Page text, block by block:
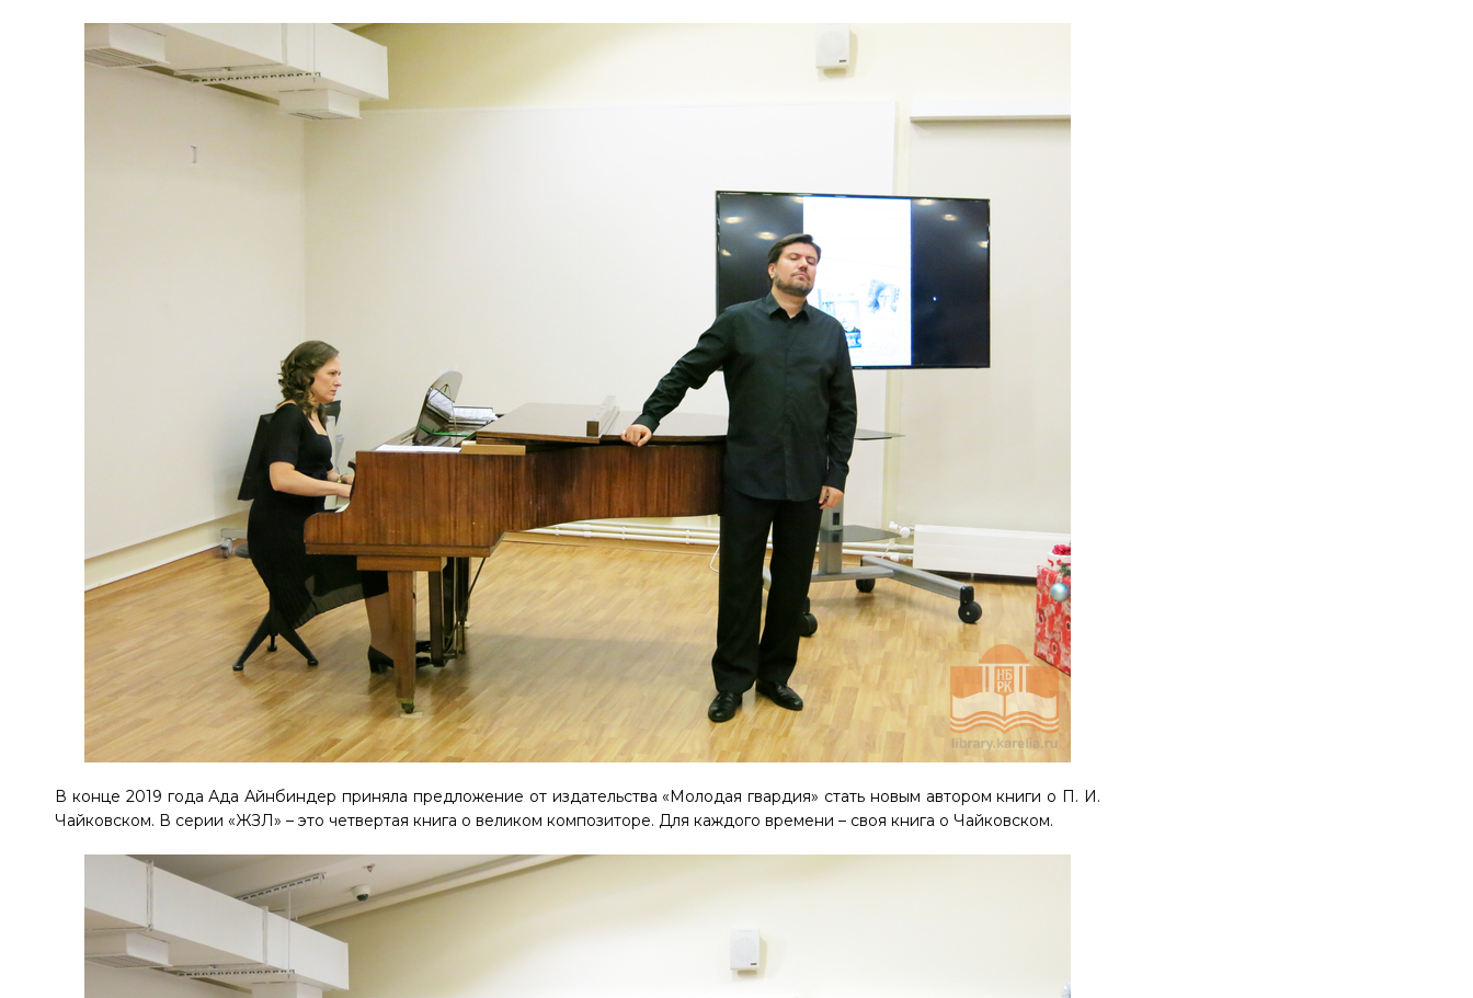
В конце 2019 года Ада Айнбиндер приняла предложение от издательства «Молодая гвардия» стать новым автором книги о П. И.
Чайковском. В серии «ЖЗЛ» – это четвертая книга о великом композиторе. Для каждого времени – своя книга о Чайковском.